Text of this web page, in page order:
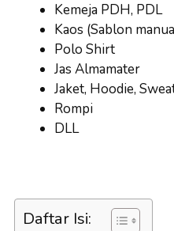
Kemeja PDH, PDL
Kaos (Sablon
Polo Shirt
Jas Almamater
Jaket, Hoodie,
Rompi
DLL
Daftar Isi: